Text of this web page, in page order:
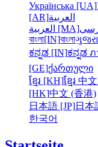
Українська [UA]
[AR]العربية
العربية [MA]
বাংলা[IN]বাংলা
ಕನ್ನಡ [IN]ಕನ್ನಡ ภ
[GE]ქართული
ខ្មែរ [KH]ខ្មែរ 中
[HK]中文 (香港)
日本語 [JP]日本
한국어